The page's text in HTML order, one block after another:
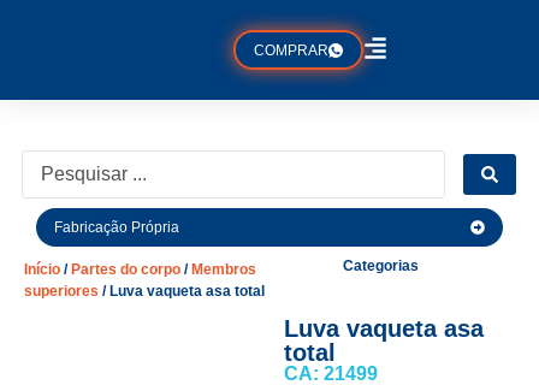
COMPRAR
Fabricação Própria
Início / Partes do corpo / Membros
superiores / Luva vaqueta asa total
Categorias
Luva vaqueta asa
total
CA: 21499